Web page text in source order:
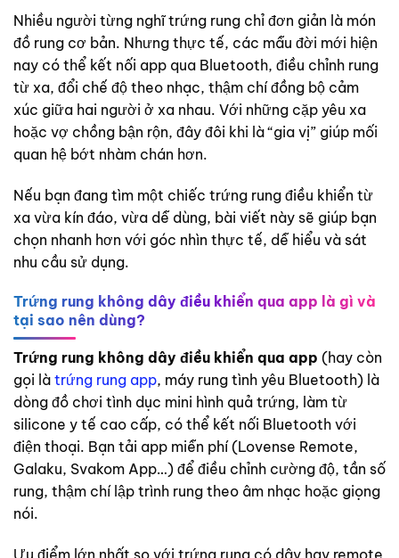
Nhiều người từng nghĩ trứng rung chỉ đơn giản là món
đồ rung cơ bản. Nhưng thực tế, các mẫu đời mới hiện
nay có thể kết nối app qua Bluetooth, điều chỉnh rung
từ xa, đổi chế độ theo nhạc, thậm chí đồng bộ cảm
xúc giữa hai người ở xa nhau. Với những cặp yêu xa
hoặc vợ chồng bận rộn, đây đôi khi là “gia vị” giúp mối
quan hệ bớt nhàm chán hơn.
Nếu bạn đang tìm một chiếc trứng rung điều khiển từ
xa vừa kín đáo, vừa dễ dùng, bài viết này sẽ giúp bạn
chọn nhanh hơn với góc nhìn thực tế, dễ hiểu và sát
nhu cầu sử dụng.
Trứng rung không dây điều khiển qua app là gì và
tại sao nên dùng?
Trứng rung không dây điều khiển qua app (hay còn
gọi là trứng rung app, máy rung tình yêu Bluetooth) là
dòng đồ chơi tình dục mini hình quả trứng, làm từ
silicone y tế cao cấp, có thể kết nối Bluetooth với
điện thoại. Bạn tải app miễn phí (Lovense Remote,
Galaku, Svakom App…) để điều chỉnh cường độ, tần số
rung, thậm chí lập trình rung theo âm nhạc hoặc giọng
nói.
Ưu điểm lớn nhất so với trứng rung có dây hay remote